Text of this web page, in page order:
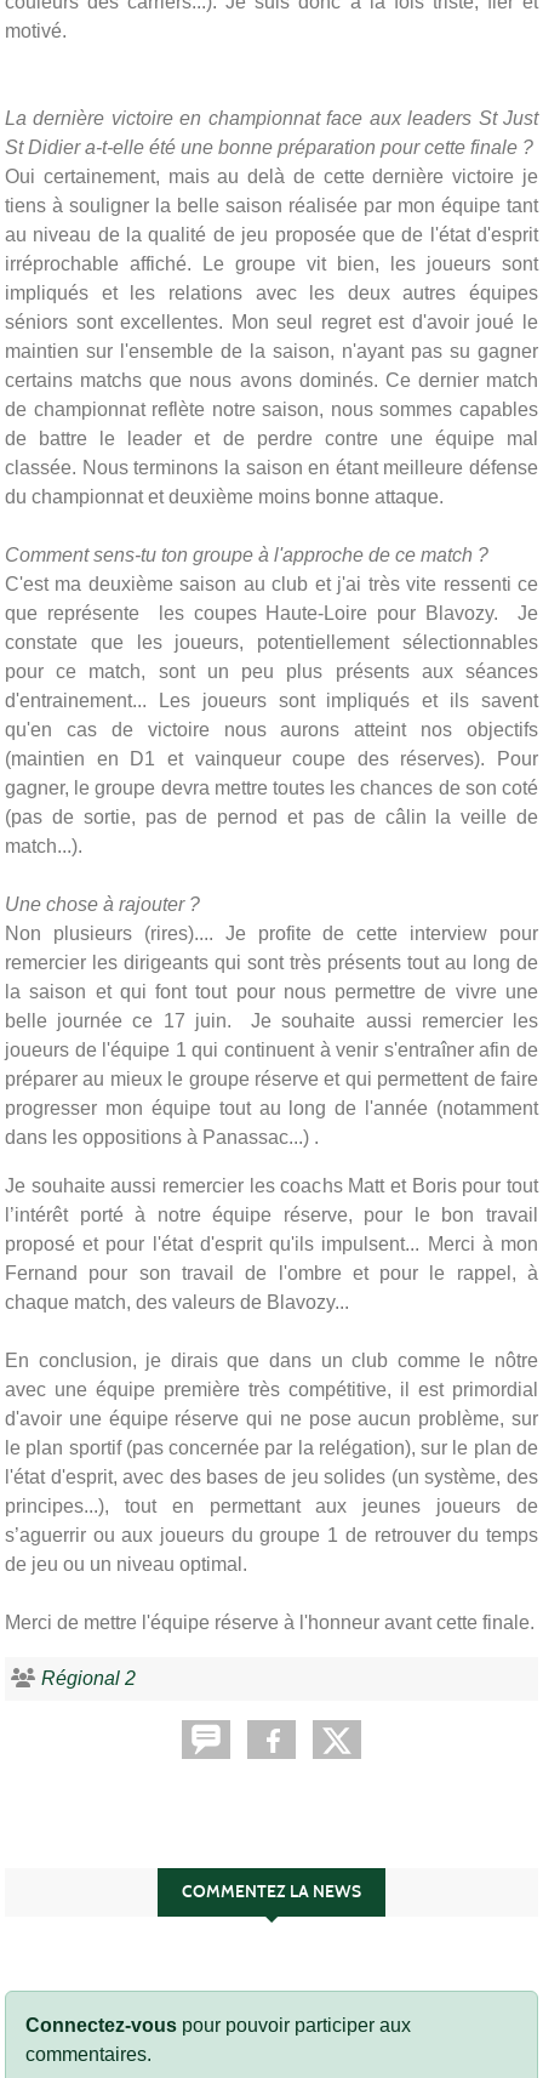
motivé.
La dernière victoire en championnat face aux leaders St Just
St Didier a-t-elle été une bonne préparation pour cette finale ?
Oui certainement, mais au delà de cette dernière victoire je
tiens à souligner la belle saison réalisée par mon équipe tant
au niveau de la qualité de jeu proposée que de l'état d'esprit
irréprochable affiché. Le groupe vit bien, les joueurs sont
impliqués et les relations avec les deux autres équipes
séniors sont excellentes. Mon seul regret est d'avoir joué le
maintien sur l'ensemble de la saison, n'ayant pas su gagner
certains matchs que nous avons dominés. Ce dernier match
de championnat reflète notre saison, nous sommes capables
de battre le leader et de perdre contre une équipe mal
classée. Nous terminons la saison en étant meilleure défense
du championnat et deuxième moins bonne attaque.
Comment sens-tu ton groupe à l'approche de ce match ?
C'est ma deuxième saison au club et j'ai très vite ressenti ce
que représente les coupes Haute-Loire pour Blavozy. Je
constate que les joueurs, potentiellement sélectionnables
pour ce match, sont un peu plus présents aux séances
d'entrainement... Les joueurs sont impliqués et ils savent
qu'en cas de victoire nous aurons atteint nos objectifs
(maintien en D1 et vainqueur coupe des réserves). Pour
gagner, le groupe devra mettre toutes les chances de son coté
(pas de sortie, pas de pernod et pas de câlin la veille de
match...).
Une chose à rajouter ?
Non plusieurs (rires).... Je profite de cette interview pour
remercier les dirigeants qui sont très présents tout au long de
la saison et qui font tout pour nous permettre de vivre une
belle journée ce 17 juin. Je souhaite aussi remercier les
joueurs de l'équipe 1 qui continuent à venir s'entraîner afin de
préparer au mieux le groupe réserve et qui permettent de faire
progresser mon équipe tout au long de l'année (notamment
dans les oppositions à Panassac...) .
Je souhaite aussi remercier les coachs Matt et Boris pour tout
l’intérêt porté à notre équipe réserve, pour le bon travail
proposé et pour l'état d'esprit qu'ils impulsent... Merci à mon
Fernand pour son travail de l'ombre et pour le rappel, à
chaque match, des valeurs de Blavozy...
En conclusion, je dirais que dans un club comme le nôtre
avec une équipe première très compétitive, il est primordial
d'avoir une équipe réserve qui ne pose aucun problème, sur
le plan sportif (pas concernée par la relégation), sur le plan de
l'état d'esprit, avec des bases de jeu solides (un système, des
principes...), tout en permettant aux jeunes joueurs de
s’aguerrir ou aux joueurs du groupe 1 de retrouver du temps
de jeu ou un niveau optimal.
Merci de mettre l'équipe réserve à l'honneur avant cette finale.
Régional 2
COMMENTEZ LA NEWS
Connectez-vous pour pouvoir participer aux
commentaires.